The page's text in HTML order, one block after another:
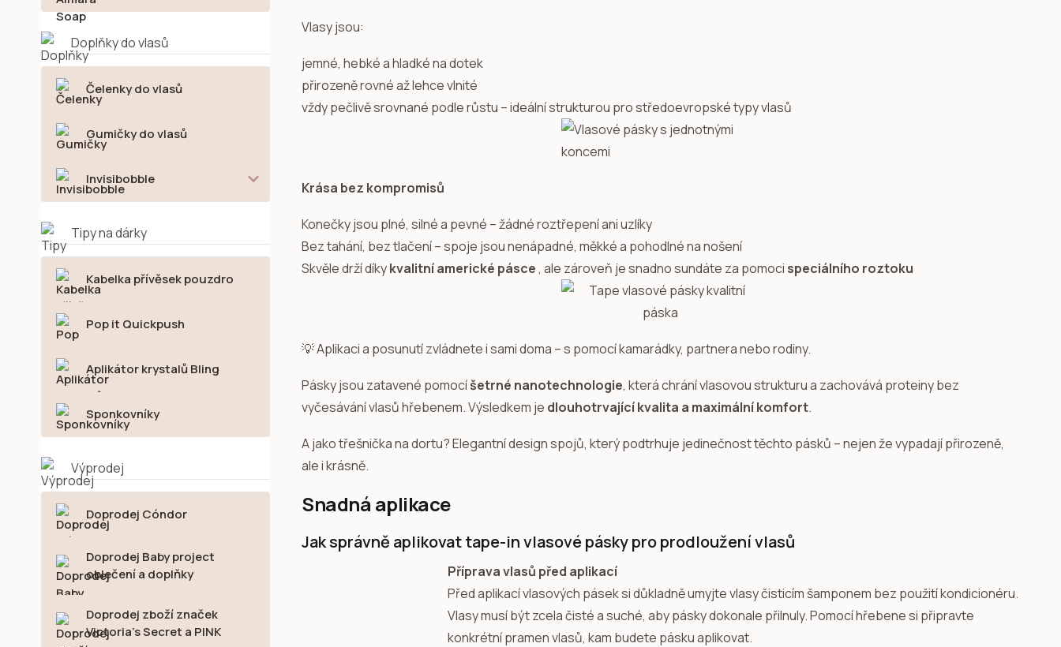
Doplňky do vlasů
Čelenky do vlasů
Gumičky do vlasů
Invisibobble
Tipy na dárky
Kabelka přívěsek pouzdro
Pop it Quickpush
Aplikátor krystalů Bling
Sponkovníky
Výprodej
Doprodej Cóndor
Doprodej Baby project
oblečení a doplňky
Doprodej zboží značek
Victoria's Secret a PINK
Vlasy jsou:
jemné, hebké a hladké na dotek
přirozeně rovné až lehce vlnité
vždy pečlivě srovnané podle růstu – ideální strukturou pro středoevropské typy vlasů
Krása bez kompromisů
Konečky jsou plné, silné a pevné – žádné roztřepení ani uzlíky
Bez tahání, bez tlačení – spoje jsou nenápadné, měkké a pohodlné na nošení
Skvěle drží díkykvalitní americké pásce, ale zároveň je snadno sundáte za pomoci speciálního roztoku
💡 Aplikaci a posunutí zvládnete i sami doma – s pomocí kamarádky, partnera nebo rodiny.
Pásky jsou zatavené pomocíšetrné nanotechnologie, která chrání vlasovou strukturu a zachovává proteiny bez
vyčesávání vlasů hřebenem. Výsledkem je dlouhotrvající kvalita a maximální komfort.
A jako třešnička na dortu? Elegantní design spojů, který podtrhuje jedinečnost těchto pásků – nejen že vypadají přirozeně,
ale i krásně.
Snadná aplikace
Jak správně aplikovat tape-in vlasové pásky pro prodloužení vlasů
Příprava vlasů před aplikací
Před aplikací vlasových pásek si důkladně umyjte vlasy čisticím šamponem bez použití kondicionéru.
Vlasy musí být zcela čisté a suché, aby pásky dokonale přilnuly. Pomocí hřebene si připravte
konkrétní pramen vlasů, kam budete pásku aplikovat.